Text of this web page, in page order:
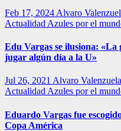
Feb 17, 2024 Alvaro
Actualidad Azules por el
Edu Vargas se ilusiona: «La
jugar algún día a la U»
Jul 26, 2021 Alvaro Valenzuela
Actualidad Azules por el
Eduardo Vargas fue
Copa América